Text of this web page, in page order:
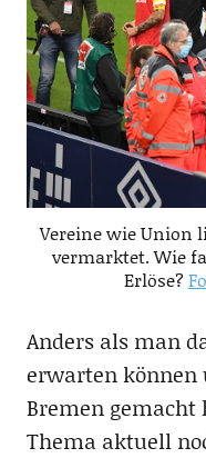
Vereine wie Union
vermarktet. Wie
Erlöse?
Anders als man
erwarten können
Bremen gemacht
Thema aktuell